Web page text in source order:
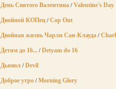
День Святого Валентина / Valentine's Day
Двойной КОПец / Cop Out
Двойная жизнь Чарли Сан-Клауда /
Детям до 16... / Detyam do 16
Дьявол / Devil
Доброе утро / Morning Glory